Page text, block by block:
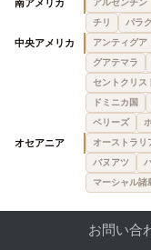
南アメリカ アルゼンチン
チリ
パラ
中央アメリカ アンティグア
グアテマラ
セントクリス
ドミニカ国
ベリーズ
オセアニア オーストラリ
バヌアツ
マーシャル諸
お問い合